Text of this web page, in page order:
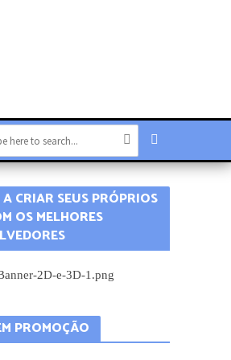
CRIAR SEUS PRÓPRIOS
OS MELHORES
PROMOÇÃO